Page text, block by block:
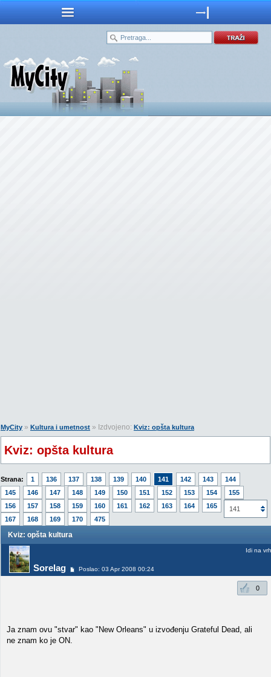
MyCity » Kultura i umetnost » Izdvojeno: Kviz: opšta kultura
Kviz: opšta kultura
Strana: 1 136 137 138 139 140 141 142 143
144
145
146 147 148 149 150 151 152 153 154
155
156
157 158 159 160 161 162 163 164 165
166
167
168 169 170 475
141
Kviz: opšta kultura
Sorelag Poslao: 03 Apr 2008 00:24
Idi na vrh
0
Ja znam ovu "stvar" kao "New Orleans" u izvođenju Grateful Dead, ali
ne znam ko je ON.